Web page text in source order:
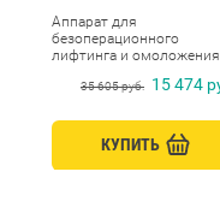
Аппарат для
безоперационного
лифтинга и омоложения
Gezatone
35 605 руб. 15 474
КУПИТЬ